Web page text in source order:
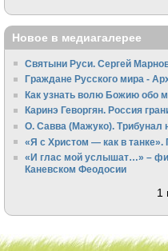
Новое в медиагалерее
Святыни Руси. Сергей
Граждане Русского мира -
Как узнать волю Божию обо
Каринэ Геворгян. Россия
О. Савва (Мажуко). Трибунал
«Я с Христом — как в
«И глас мой услышат…» –
Каневском Феодосии
1